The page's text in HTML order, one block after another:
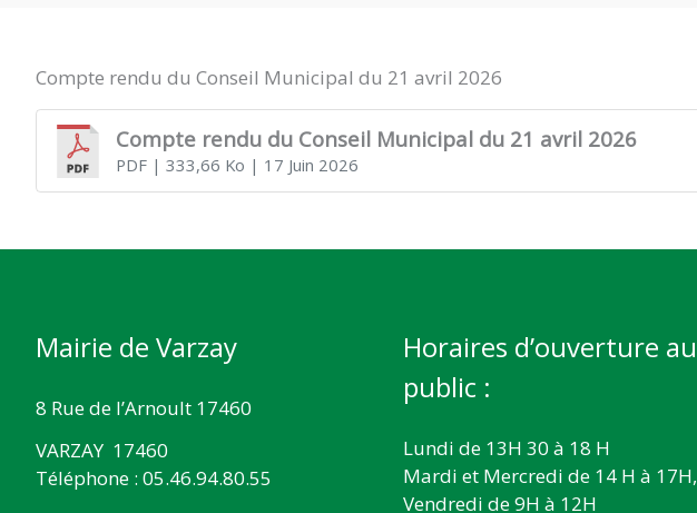
Compte rendu du Conseil Municipal du 21 avril 2026
Compte rendu du Conseil Municipal du 21 avril 2026
PDF| 333,66 Ko | 17 Juin 2026
Mairie de Varzay
8 Rue de l’Arnoult 17460
VARZAY 17460
Téléphone : 05.46.94.80.55
Horaires d’ouverture au
public :
Lundi de 13H 30 à 18 H
Mardi et Mercredi de 14 H à 17H,
Vendredi de 9H à 12H